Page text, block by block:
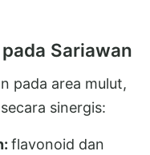
Sariawan
pada area mulut,
sinergis:
flavonoid dan